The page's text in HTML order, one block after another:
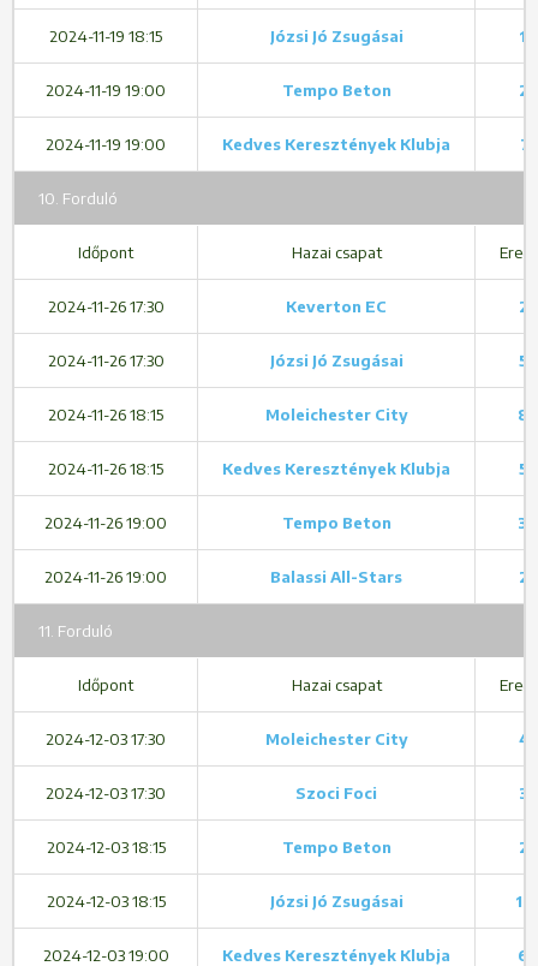
2024-11-19 18:15 Józsi Jó Zsugásai 1
2024-11-19 19:00 Tempo Beton 2
2024-11-19 19:00 Kedves Keresztények Klubja 7
10. Forduló
Időpont Hazai csapat
2024-11-26 17:30 Keverton EC 2
2024-11-26 17:30 Józsi Jó Zsugásai 5
2024-11-26 18:15 Moleichester City 8
2024-11-26 18:15 Kedves Keresztények Klubja 5
2024-11-26 19:00 Tempo Beton 3
2024-11-26 19:00 Balassi All-Stars 2
11. Forduló
Időpont Hazai csapat
2024-12-03 17:30 Moleichester City 4
2024-12-03 17:30 Szoci Foci 3
2024-12-03 18:15 Tempo Beton 2
2024-12-03 18:15 Józsi Jó Zsugásai 11
2024-12-03 19:00 Kedves Keresztények Klubja 6